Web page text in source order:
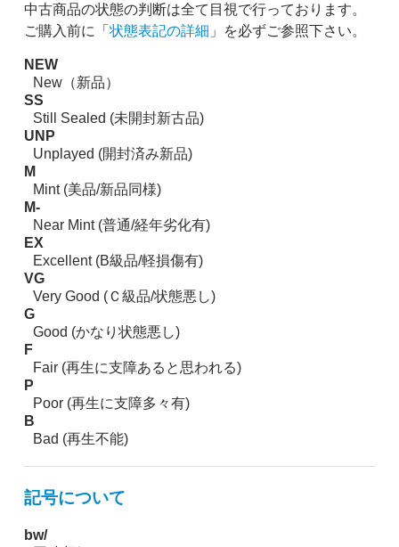
中古商品の状態の判断は全て目視で行っております。
ご購入前に「 状態表記の詳細 」を必ずご参照下さい。
NEW
New（新品）
SS
Still Sealed (未開封新古品)
UNP
Unplayed (開封済み新品)
M
Mint (美品/新品同様)
M-
Near Mint (普通/経年劣化有)
EX
Excellent (B級品/軽損傷有)
VG
Very Good (Ｃ級品/状態悪し)
G
Good (かなり状態悪し)
F
Fair (再生に支障あると思われる)
P
Poor (再生に支障多々有)
B
Bad (再生不能)
記号について
bw/